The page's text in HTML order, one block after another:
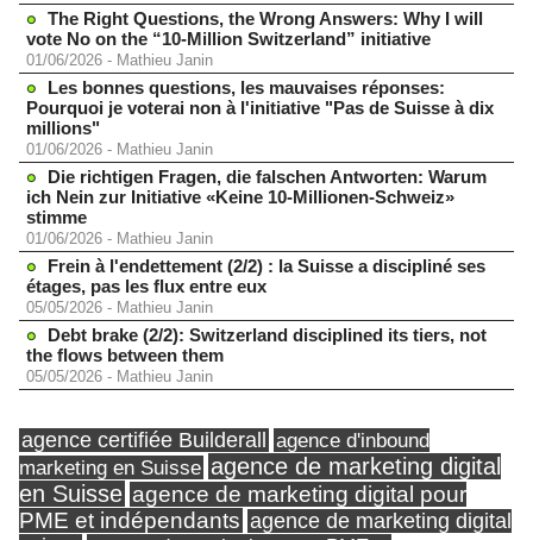
The Right Questions, the Wrong Answers: Why I will
vote No on the “10-Million Switzerland” initiative
01/06/2026 - Mathieu Janin
Les bonnes questions, les mauvaises réponses:
Pourquoi je voterai non à l'initiative "Pas de Suisse à dix
millions"
01/06/2026 - Mathieu Janin
Die richtigen Fragen, die falschen Antworten: Warum
ich Nein zur Initiative «Keine 10-Millionen-Schweiz»
stimme
01/06/2026 - Mathieu Janin
Frein à l'endettement (2/2) : la Suisse a discipliné ses
étages, pas les flux entre eux
05/05/2026 - Mathieu Janin
Debt brake (2/2): Switzerland disciplined its tiers, not
the flows between them
05/05/2026 - Mathieu Janin
agence certifiée Builderall
agence d'inbound
marketing en Suisse agence de marketing digital
en Suisse agence de marketing digital pour
PME et indépendants agence de marketing digital